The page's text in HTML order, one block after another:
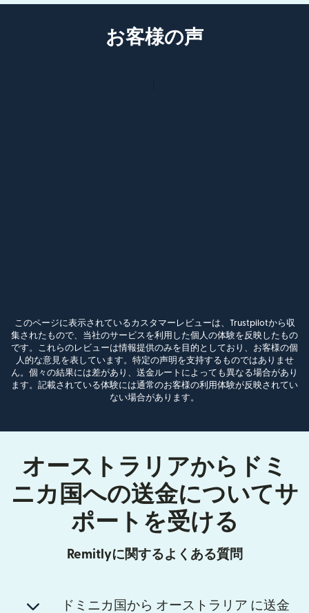
お客様の声
このページに表示されているカスタマーレビューは、Trustpilotから収
集されたもので、当社のサービスを利用した個人の体験を反映したもの
です。これらのレビューは情報提供のみを目的としており、お客様の個
人的な意見を表しています。特定の声明を支持するものではありませ
ん。個々の結果には差があり、送金ルートによっても異なる場合があり
ます。記載されている体験には通常のお客様の利用体験が反映されてい
ない場合があります。
オーストラリアからドミ
ニカ国への送金についてサ
ポートを受ける
Remitlyに関するよくある質問
ドミニカ国から オーストラリア に送金